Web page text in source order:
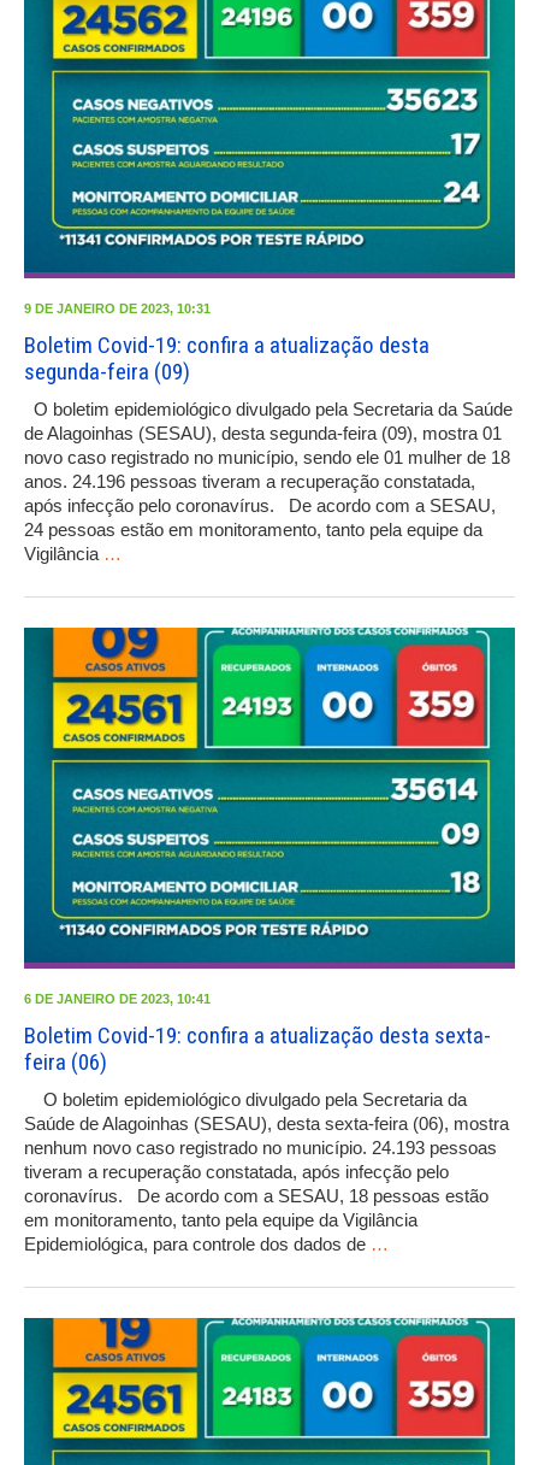
9 DE JANEIRO DE 2023, 10:31
Boletim Covid-19: confira a atualização desta
segunda-feira (09)
O boletim epidemiológico divulgado pela Secretaria da Saúde
de Alagoinhas (SESAU), desta segunda-feira (09), mostra 01
novo caso registrado no município, sendo ele 01 mulher de 18
anos. 24.196 pessoas tiveram a recuperação constatada,
após infecção pelo coronavírus. De acordo com a SESAU,
24 pessoas estão em monitoramento, tanto pela equipe da
Vigilância …
6 DE JANEIRO DE 2023, 10:41
Boletim Covid-19: confira a atualização desta sexta-
feira (06)
O boletim epidemiológico divulgado pela Secretaria da
Saúde de Alagoinhas (SESAU), desta sexta-feira (06), mostra
nenhum novo caso registrado no município. 24.193 pessoas
tiveram a recuperação constatada, após infecção pelo
coronavírus. De acordo com a SESAU, 18 pessoas estão
em monitoramento, tanto pela equipe da Vigilância
Epidemiológica, para controle dos dados de …